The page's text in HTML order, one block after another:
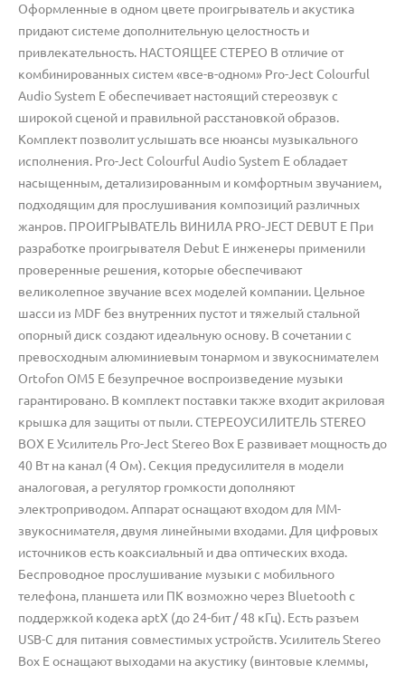
Оформленные в одном цвете проигрыватель и акустика
придают системе дополнительную целостность и
привлекательность. НАСТОЯЩЕЕ СТЕРЕО В отличие от
комбинированных систем «все-в-одном» Pro-Ject Colourful
Audio System E обеспечивает настоящий стереозвук с
широкой сценой и правильной расстановкой образов.
Комплект позволит услышать все нюансы музыкального
исполнения. Pro-Ject Colourful Audio System E обладает
насыщенным, детализированным и комфортным звучанием,
подходящим для прослушивания композиций различных
жанров. ПРОИГРЫВАТЕЛЬ ВИНИЛА PRO-JECT DEBUT E При
разработке проигрывателя Debut E инженеры применили
проверенные решения, которые обеспечивают
великолепное звучание всех моделей компании. Цельное
шасси из MDF без внутренних пустот и тяжелый стальной
опорный диск создают идеальную основу. В сочетании с
превосходным алюминиевым тонармом и звукоснимателем
Ortofon OM5 E безупречное воспроизведение музыки
гарантировано. В комплект поставки также входит акриловая
крышка для защиты от пыли. СТЕРЕОУСИЛИТЕЛЬ STEREO
BOX E Усилитель Pro-Ject Stereo Box E развивает мощность до
40 Вт на канал (4 Ом). Секция предусилителя в модели
аналоговая, а регулятор громкости дополняют
электроприводом. Аппарат оснащают входом для MM-
звукоснимателя, двумя линейными входами. Для цифровых
источников есть коаксиальный и два оптических входа.
Беспроводное прослушивание музыки с мобильного
телефона, планшета или ПК возможно через Bluetooth с
поддержкой кодека aptX (до 24-бит / 48 кГц). Есть разъем
USB-C для питания совместимых устройств. Усилитель Stereo
Box E оснащают выходами на акустику (винтовые клеммы,